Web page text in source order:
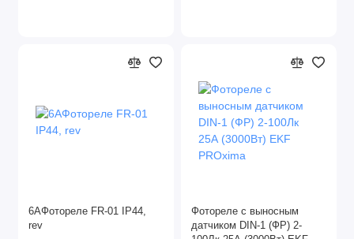
6АФотореле FR-01 IP44,
rev
Фотореле с выносным
датчиком DIN-1 (ФР) 2-